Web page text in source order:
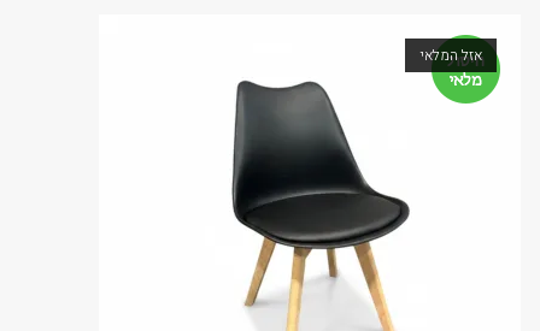
אזל המלאי